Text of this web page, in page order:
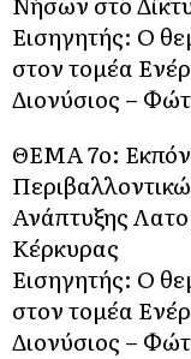
Εισηγητής: Ο
στον τομέα
Διονύσιος –
ΘΕΜΑ 7o:
Ανάπτυξης
Κέρκυρας
Εισηγητής: Ο
στον τομέα
Διονύσιος –